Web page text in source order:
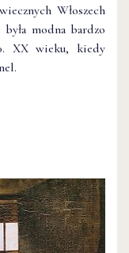
Włoszech
modna bardzo
XX wieku, kiedy